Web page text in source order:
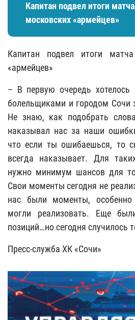
Капитан подвел итоги
московских «армейцев»
Капитан подвел итоги
«армейцев»
– В первую очередь хотелось
болельщиками и городом Сочи
Не знаю, как подобрать
наказывал нас за наши
что если ты ошибаешься, то
всегда наказывает. Для
нужно минимум шансов для
Свои моменты сегодня не
нас были моменты,
могли реализовать. Еще
позиций…но сегодня случилось
Пресс-служба ХК «Сочи»